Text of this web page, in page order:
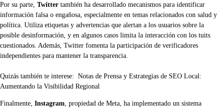
Por su parte, Twitter también ha desarrollado mecanismos para identificar
información falsa o engañosa, especialmente en temas relacionados con salud y
política. Utiliza etiquetas y advertencias que alertan a los usuarios sobre la
posible desinformación, y en algunos casos limita la interacción con los tuits
cuestionados. Además, Twitter fomenta la participación de verificadores
independientes para mantener la transparencia.
Quizás también te interese: Notas de Prensa y Estrategias de SEO Local:
Aumentando la Visibilidad Regional
Finalmente, Instagram , propiedad de Meta, ha implementado un sistema